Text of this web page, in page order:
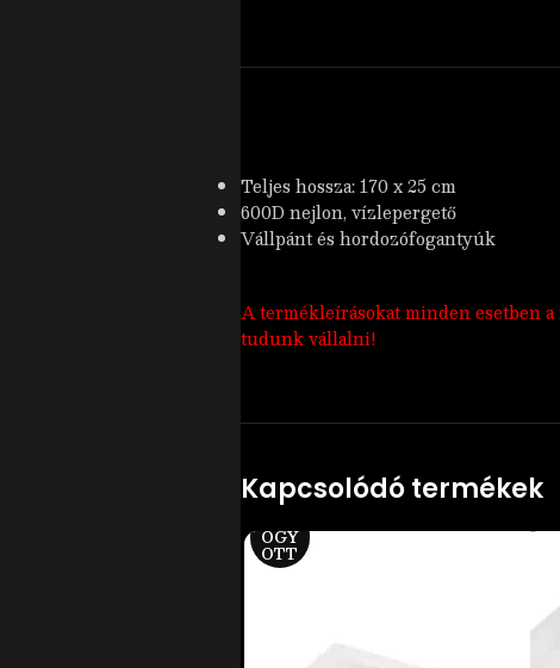
Teljes hossza: 170 x 25 cm
600D nejlon, vízlepergető
Vállpánt és hordozófogantyúk
A termékleírásokat minden esetben
tudunk vállalni!
Kapcsolódó termékek
OGY
OTT